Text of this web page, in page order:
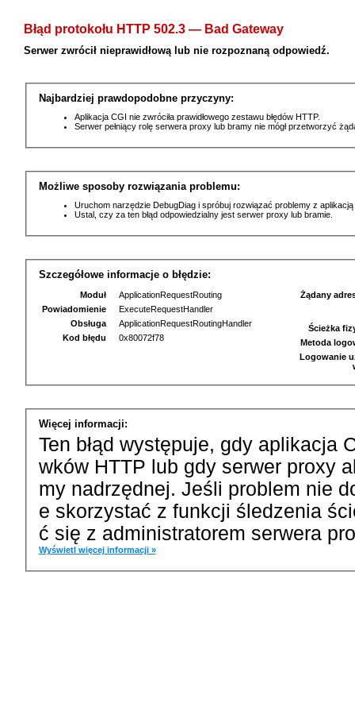
Błąd protokołu HTTP 502.3 — Bad Gateway
Serwer zwrócił nieprawidłową lub nie rozpoznaną odpowiedź.
Najbardziej prawdopodobne przyczyny:
Aplikacja CGI nie zwróciła prawidłowego zestawu błędów HTTP.
Serwer pełniący rolę serwera proxy lub bramy nie mógł przetworzyć
Możliwe sposoby rozwiązania problemu:
Uruchom narzędzie DebugDiag i spróbuj rozwiązać problemy z
Ustal, czy za ten błąd odpowiedzialny jest serwer proxy lub bramie.
Szczegółowe informacje o błędzie:
Moduł
ApplicationRequestRouting
Powiadomienie
ExecuteRequestHandler
Obsługa
ApplicationRequestRoutingHandler
Kod błędu
0x80072f78
Żądany
Ścieżka
Metoda
Logowanie
Więcej informacji:
Ten błąd występuje, gdy aplikacja
wków HTTP lub gdy serwer proxy
my nadrzędnej. Jeśli problem nie
e skorzystać z funkcji śledzenia
ć się z administratorem serwera
Wyświetl więcej informacji »